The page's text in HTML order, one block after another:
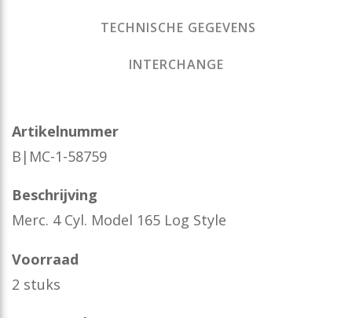
TECHNISCHE GEGEVENS
INTERCHANGE
Artikelnummer
B|MC-1-58759
Beschrijving
Merc. 4 Cyl. Model 165 Log Style
Voorraad
2 stuks